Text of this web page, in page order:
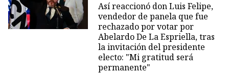
Así reaccionó don Luis Felipe,
vendedor de panela que fue
rechazado por votar por
Abelardo De La Espriella, tras
la invitación del presidente
electo: "Mi gratitud será
permanente"